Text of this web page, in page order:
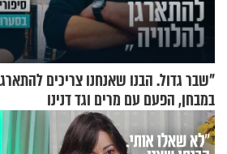
"שבר גדול. הבנו שאנחנו צריכים
במבחן, הפעם עם מרים וגד דנינו